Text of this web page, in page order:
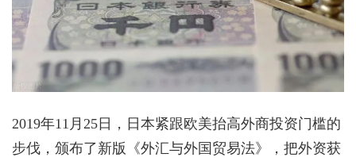
2019年11月25日，日本紧跟欧美抬高外商投资门槛的
步伐，颁布了新版《外汇与外国贸易法》，把外资获